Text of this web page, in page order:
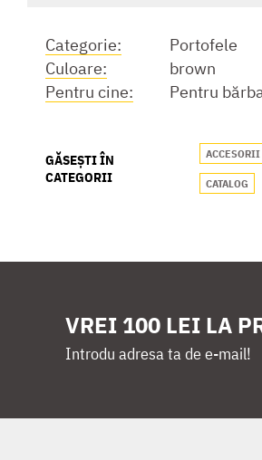
Categorie:
Portofele
Culoare:
brown
Pentru cine:
Pentru
GĂSEȘTI ÎN
CATEGORII
ACCESORII
CATALOG
VREI 100 LEI LA
Introdu adresa ta de e-mail!